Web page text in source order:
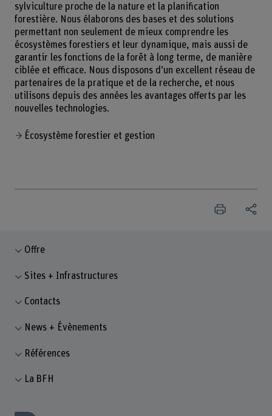
sylviculture proche de la nature et la planification
forestière. Nous élaborons des bases et des solutions
permettant non seulement de mieux comprendre les
écosystèmes forestiers et leur dynamique, mais aussi de
garantir les fonctions de la forêt à long terme, de manière
ciblée et efficace. Nous disposons d’un excellent réseau de
partenaires de la pratique et de la recherche, et nous
utilisons depuis des années les avantages offerts par les
nouvelles technologies.
Écosystème forestier et gestion
Offre
Sites + Infrastructures
Contacts
News + Évènements
Références
La BFH